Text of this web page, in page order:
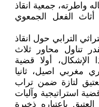
واطرته، جمعية انقاذ
أثاث الفعل الجمعوي
الترابي حول انقاذ
تناول محاور ثلاث
الإشكال، أولا قضية
مغربي اصيل، ثانيا
لتازة ضمن تراب
استراتيجية وآليات
باعتباره ذخيرة